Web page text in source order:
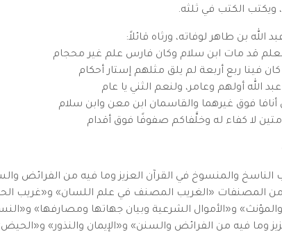
ويكتب الكتب في ثلثه.
الله بن طاهر لوفاته، ورثاه قائلاً:
قد مات ابن سلام وكان فارس علم غير محجام
فينا ربع أربعة لم يلق مثلهم إستار أحكام
عبد الله أولهم وعامر، ولنعم الثني يا عام
أنافا فوق غيرهما والقاسمان ابن معن وابن سلام
متين لا كفاء له وخلَّفاكم صفوفًا فوق أقدام
الناسخ والمنسوخ في القرآن العزيز وما فيه من الفرائض
من المصنفات «الغريب المصنف في علم اللسان» و«غريب
و«الأموال الشرعية وبيان جهاتها ومصارفها»
وما فيه من الفرائض والسنن» و«الإيمان والنذور»